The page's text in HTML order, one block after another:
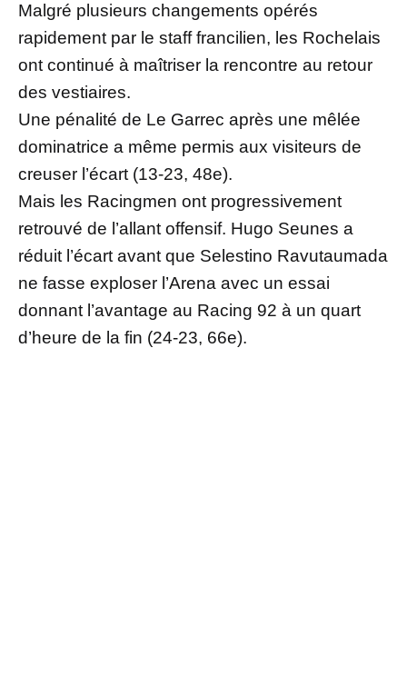
Malgré plusieurs changements opérés
rapidement par le staff francilien, les Rochelais
ont continué à maîtriser la rencontre au retour
des vestiaires.
Une pénalité de Le Garrec après une mêlée
dominatrice a même permis aux visiteurs de
creuser l’écart (13-23, 48e).
Mais les Racingmen ont progressivement
retrouvé de l’allant offensif. Hugo Seunes a
réduit l’écart avant que Selestino Ravutaumada
ne fasse exploser l’Arena avec un essai
donnant l’avantage au Racing 92 à un quart
d’heure de la fin (24-23, 66e).